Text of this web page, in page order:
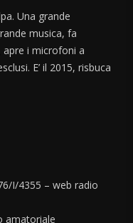
Una grande
musica, fa
i microfoni a
E’ il 2015, risbuca
I/4355 – web radio
amatoriale